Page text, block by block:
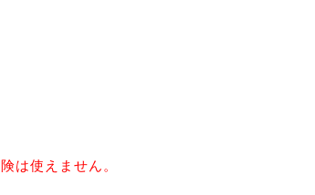
は使えません。